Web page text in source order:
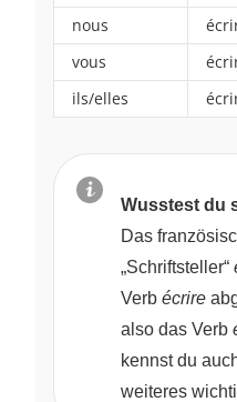
nous
vous
ils/elles
Wusstest du
Das
„Schriftsteller“
Verb écrire
also das Verb
kennst du
weiteres